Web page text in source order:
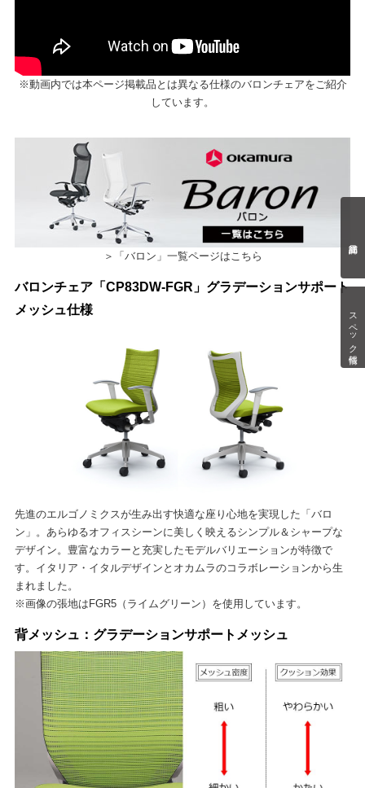
スペック情報
※動画内では本ページ掲載品とは異なる仕様のバロンチェアをご紹介
しています。
＞「バロン」一覧ページはこちら
バロンチェア「CP83DW-FGR」グラデーションサポート
メッシュ仕様
先進のエルゴノミクスが生み出す快適な座り心地を実現した「バロ
ン」。あらゆるオフィスシーンに美しく映えるシンプル＆シャープな
デザイン。豊富なカラーと充実したモデルバリエーションが特徴で
す。イタリア・イタルデザインとオカムラのコラボレーションから生
まれました。
※画像の張地はFGR5（ライムグリーン）を使用しています。
背メッシュ：グラデーションサポートメッシュ